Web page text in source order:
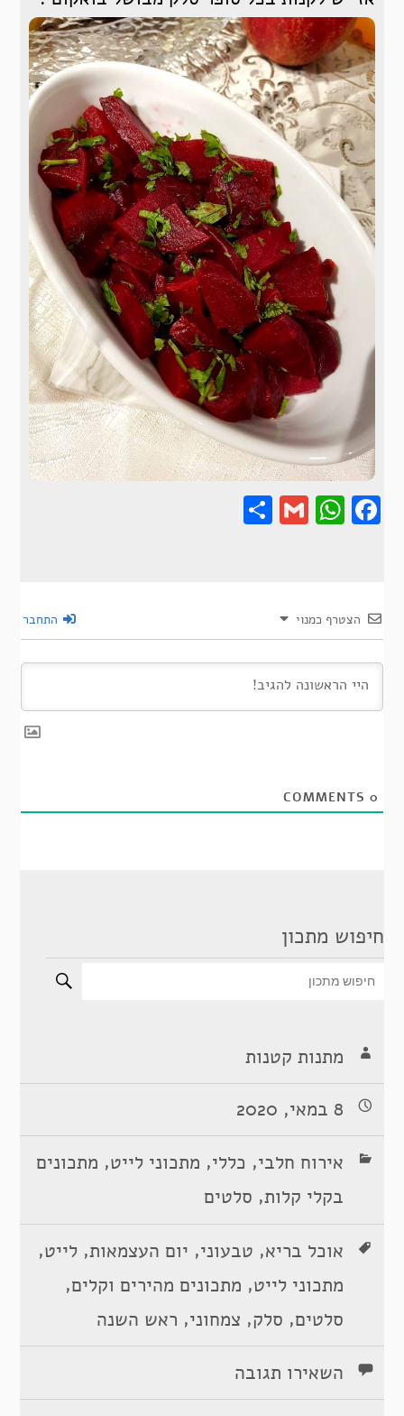
Gmail
Share
הצטרף כמנוי התחבר
0
חיפוש מתכון
מתנות קטנות
8 במאי, 2020
אירוח חלבי, כללי, מתכוני לייט, מתכונים
בקלי קלות, סלטים
אוכל בריא, טבעוני, יום העצמאות,לייט,
מתכוני לייט, מתכונים מהירים וקלים,
סלטים, סלק, צמחוני, ראש השנה
השאירו תגובה